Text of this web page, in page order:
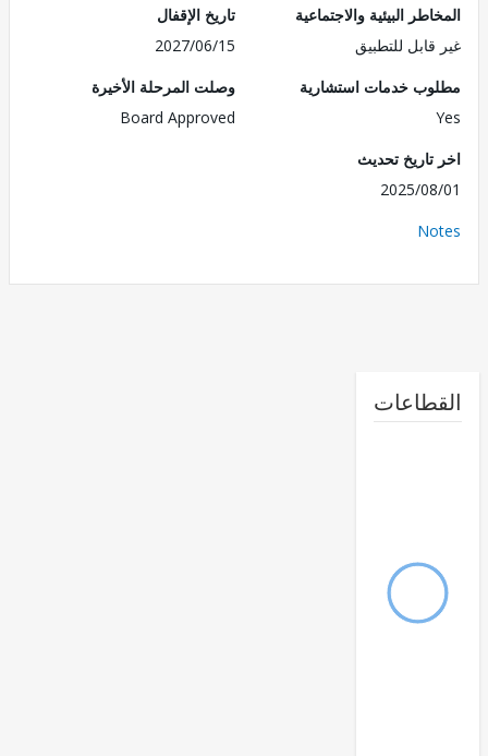
البيئية والاجتماعية
للتطبيق
تاريخ الإقفال
2027/06/15
خدمات استشارية
وصلت المرحلة الأخيرة
Board Approved
تحديث
2025/